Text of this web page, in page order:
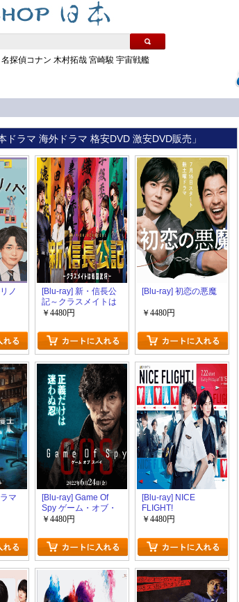
名探偵コナン 木村拓哉 宮崎駿 宇宙戦艦
ラマ 海外ドラマ 格安DVD 激安DVD販売」
ノ
[Blu-ray] 新・信長公
記～クラスメイトは
戦国武将～
￥4480円
[Blu-ray] 初恋の悪魔
￥4480円
マ
[Blu-ray] Game Of
Spy ゲーム・オブ・
スパイ
￥4480円
[Blu-ray] NICE
FLIGHT!
￥4480円